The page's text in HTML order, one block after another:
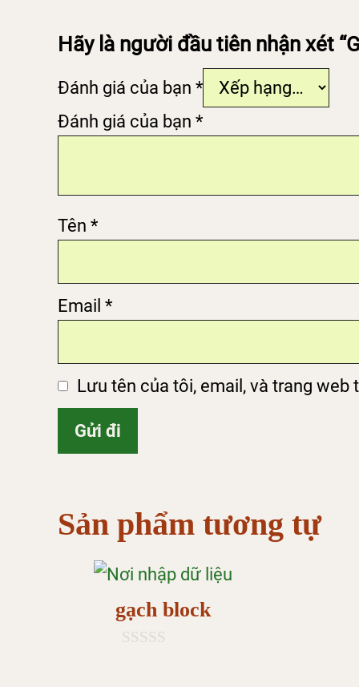
Hãy là người đầu tiên nhận xét
Đánh giá của bạn *
Đánh giá của bạn *
Tên *
Email *
Lưu tên của tôi, email, và trang web
Sản phẩm tương tự
gạch block